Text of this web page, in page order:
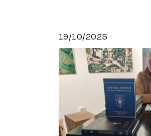
19/10/2025